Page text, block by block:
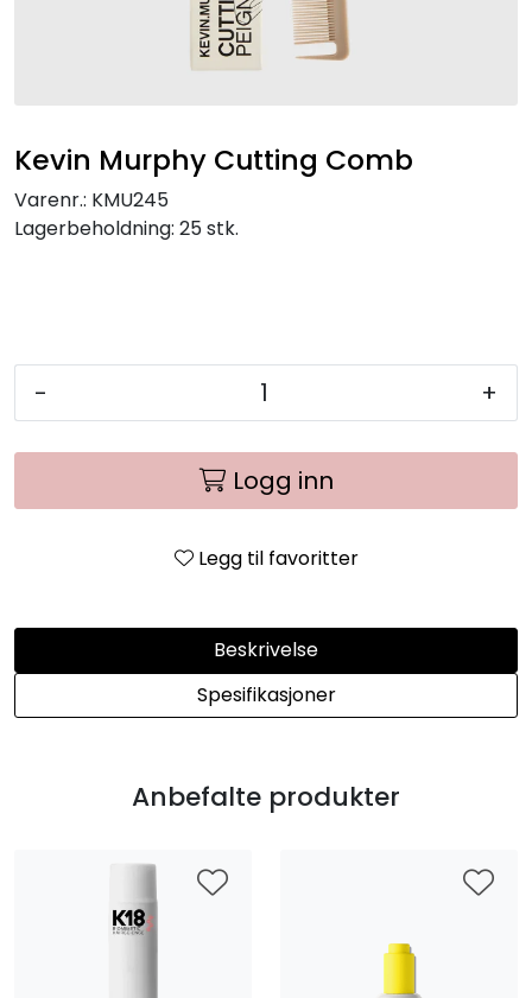
Kevin Murphy Cutting Comb
Varenr.: KMU245
Lagerbeholdning: 25 stk.
- +
Logg inn
Legg til favoritter
Beskrivelse
Spesifikasjoner
Anbefalte produkter